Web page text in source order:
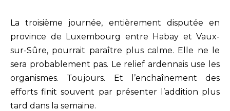
La troisième journée, entièrement disputée en
province de Luxembourg entre Habay et Vaux-
sur-Sûre, pourrait paraître plus calme. Elle ne le
sera probablement pas. Le relief ardennais use les
organismes. Toujours. Et l’enchaînement des
efforts finit souvent par présenter l’addition plus
tard dans la semaine.